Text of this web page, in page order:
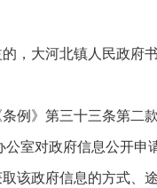
，大河北镇人民政
例》第三十三条第二
室对政府信息公开申
该政府信息的方式、途